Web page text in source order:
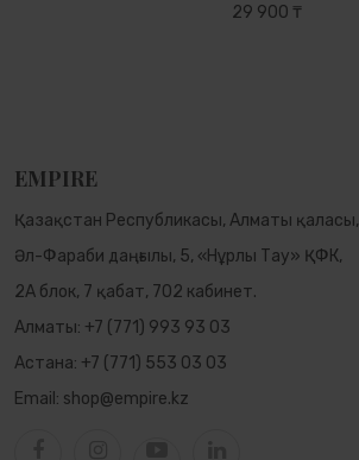
29 900 ₸
EMPIRE
Қазақстан Республикасы, Алматы қаласы,
Әл-Фараби даңғылы, 5, «Нұрлы Тау» ҚФК,
2А блок, 7 қабат, 702 кабинет.
Алматы: +7 (771) 993 93 03
Астана: +7 (771) 553 03 03
Email: shop@empire.kz